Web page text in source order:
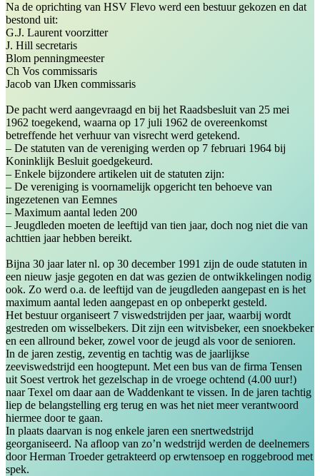
Na de oprichting van HSV Flevo werd een bestuur gekozen en dat
bestond uit:
G.J. Laurent voorzitter
J. Hill secretaris
Blom penningmeester
Ch Vos commissaris
Jacob van IJken commissaris
De pacht werd aangevraagd en bij het Raadsbesluit van 25 mei
1962 toegekend, waarna op 17 juli 1962 de overeenkomst
betreffende het verhuur van visrecht werd getekend.
– De statuten van de vereniging werden op 7 februari 1964 bij
Koninklijk Besluit goedgekeurd.
– Enkele bijzondere artikelen uit de statuten zijn:
– De vereniging is voornamelijk opgericht ten behoeve van
ingezetenen van Eemnes
– Maximum aantal leden 200
– Jeugdleden moeten de leeftijd van tien jaar, doch nog niet die van
achttien jaar hebben bereikt.
Bijna 30 jaar later nl. op 30 december 1991 zijn de oude statuten in
een nieuw jasje gegoten en dat was gezien de ontwikkelingen nodig
ook. Zo werd o.a. de leeftijd van de jeugdleden aangepast en is het
maximum aantal leden aangepast en op onbeperkt gesteld.
Het bestuur organiseert 7 viswedstrijden per jaar, waarbij wordt
gestreden om wisselbekers. Dit zijn een witvisbeker, een snoekbeker
en een allround beker, zowel voor de jeugd als voor de senioren.
In de jaren zestig, zeventig en tachtig was de jaarlijkse
zeeviswedstrijd een hoogtepunt. Met een bus van de firma Tensen
uit Soest vertrok het gezelschap in de vroege ochtend (4.00 uur!)
naar Texel om daar aan de Waddenkant te vissen. In de jaren tachtig
liep de belangstelling erg terug en was het niet meer verantwoord
hiermee door te gaan.
In plaats daarvan is nog enkele jaren een snertwedstrijd
georganiseerd. Na afloop van zo’n wedstrijd werden de deelnemers
door Herman Troeder getrakteerd op erwtensoep en roggebrood met
spek.